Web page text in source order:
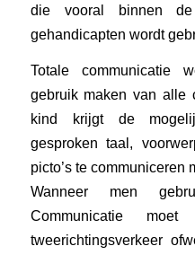
die vooral binnen
gehandicapten wordt
Totale communicatie
gebruik maken van alle
kind krijgt de
gesproken taal,
picto’s te communiceren
Wanneer men
Communicatie
tweerichtingsverkeer